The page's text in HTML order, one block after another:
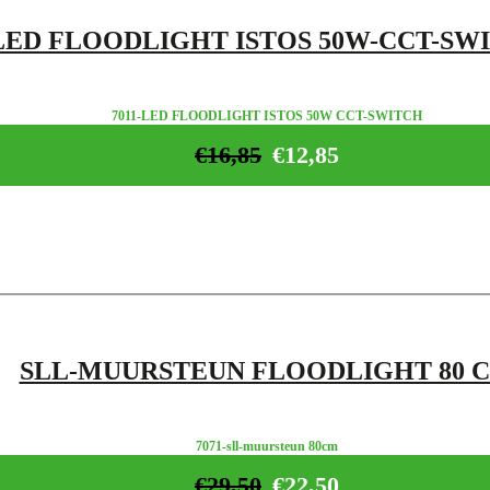
FLOODLIGHT ISTOS 50W-CCT-
7011-LED FLOODLIGHT ISTOS 50W CCT-SWITCH
€12,85
€16,85
SLL-MUURSTEUN FLOODLIGHT 80
7071-sll-muursteun 80cm